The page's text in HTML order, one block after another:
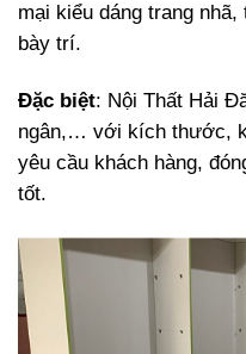
mại kiểu dáng trang
bày trí.
Đặc biệt: Nội Thất Hải
ngân,… với kích thước,
yêu cầu khách hàng,
tốt.